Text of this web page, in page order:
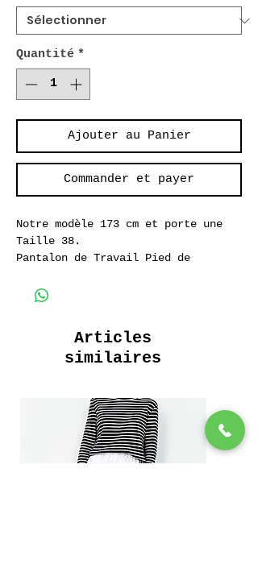
Quantité *
Ajouter au Panier
Commander et payer
Notre modèle 173 cm et porte une
Taille 38.
Pantalon de Travail Pied de
100% Coton.
Articles
similaires